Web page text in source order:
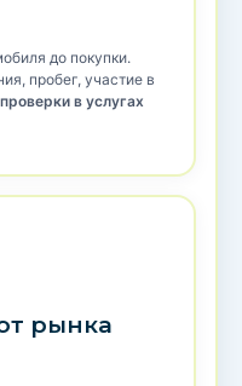
до покупки.
пробег, участие в
в услугах
рынка